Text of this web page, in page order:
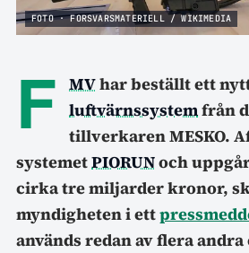
FOTO · FORSVARSMATERIELL / WIKIMEDIA
F MVhar beställt ett
luftvärnssystemfrån
tillverkaren MESKO.
systemetPIORUNoch
cirka tre miljarder kronor,
myndigheten i ett
används redan av flera